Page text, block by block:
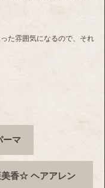
た雰囲気になるので、それ
ーマ
香☆ ヘアアレン